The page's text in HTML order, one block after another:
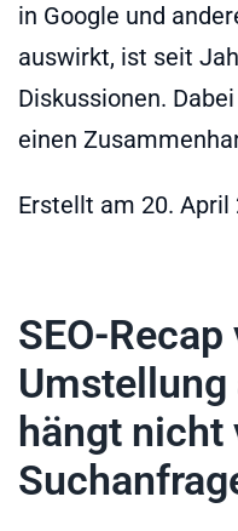
in Google und
auswirkt, ist seit
Diskussionen.
einen
Erstellt am 20. April
SEO-
hängt